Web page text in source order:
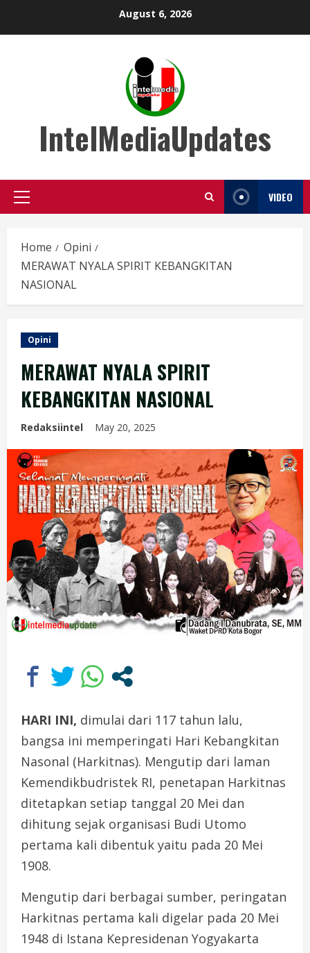
August 6, 2026
IntelMediaUpdates
Primary
VIDEO
Home
Opini
MERAWAT NYALA SPIRIT KEBANGKITAN
NASIONAL
Opini
MERAWAT NYALA SPIRIT
KEBANGKITAN NASIONAL
Redaksiintel May 20, 2025
HARI INI, dimulai dari 117 tahun lalu,
bangsa ini memperingati Hari Kebangkitan
Nasonal (Harkitnas). Mengutip dari laman
Kemendikbudristek RI, penetapan Harkitnas
ditetapkan setiap tanggal 20 Mei dan
dihitung sejak organisasi Budi Utomo
pertama kali dibentuk yaitu pada 20 Mei
1908.
Mengutip dari berbagai sumber, peringatan
Harkitnas pertama kali digelar pada 20 Mei
1948 di Istana Kepresidenan Yogyakarta